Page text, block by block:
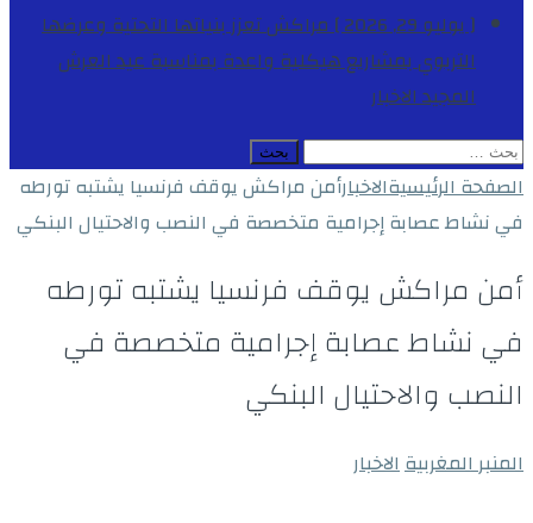
[ يوليو 29, 2026 ]
مراكش تعزز بنياتها التحتية وعرضها
التربوي بمشاريع هيكلية واعدة بمناسبة عيد العرش
المجيدالاخبار
البحث
عن:
الصفحة الرئيسيةالاخبارأمن مراكش يوقف فرنسيا يشتبه تورطه
في نشاط عصابة إجرامية متخصصة في النصب والاحتيال البنكي
أمن مراكش يوقف فرنسيا يشتبه تورطه
في نشاط عصابة إجرامية متخصصة في
النصب والاحتيال البنكي
المنبر المغربيةالاخبار